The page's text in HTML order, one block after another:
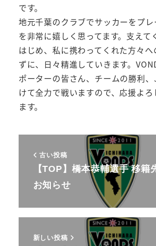
です。
地元千葉のクラブでサッカーをプレ
を非常に嬉しく思ってます。支えて
はじめ、私に携わってくれた方々
ずに、日々精進していきます。
ポーターの皆さん、チームの勝利
けて全力で戦いますので、応援よ
ます。
古い投稿
【TOP】橋本恭輔選手 移籍
お知らせ
新しい投稿